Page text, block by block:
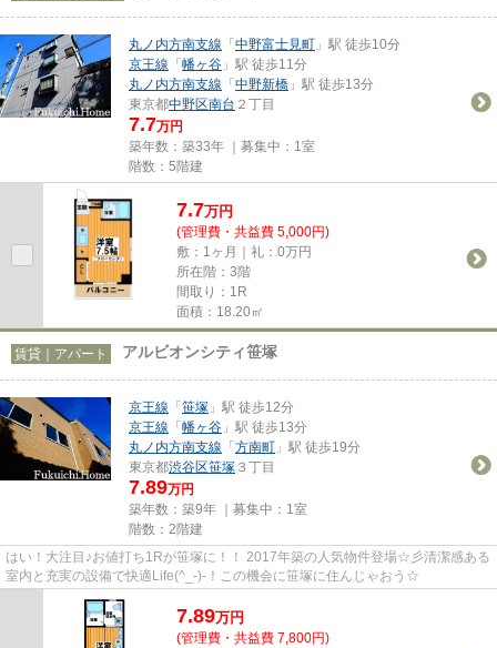
丸ノ内方南支線 「中野富士見町 」駅 徒歩10分
京王線 「幡ヶ谷 」駅 徒歩11分
丸ノ内方南支線 「中野新橋 」駅 徒歩13分
東京都中野区南台 ２丁目
7.7万円
築年数：築33年 ｜募集中： 1室
階数：5階建
7.7万円
(管理費・共益費 5,000円)
敷：1ヶ月｜礼：0万円
所在階：3階
間取り：1R
面積：18.20㎡
賃貸｜アパート アルビオンシティ笹塚
京王線 「笹塚 」駅 徒歩12分
京王線 「幡ヶ谷 」駅 徒歩13分
丸ノ内方南支線 「方南町 」駅 徒歩19分
東京都渋谷区笹塚 ３丁目
7.89万円
築年数：築9年 ｜募集中： 1室
階数：2階建
はい！大注目♪お値打ち1Rが笹塚に！！ 2017年築の人気物件登場☆彡清潔感ある
室内と充実の設備で快適Life(^_-)-！この機会に笹塚に住んじゃおう☆
7.89万円
(管理費・共益費 7,800円)